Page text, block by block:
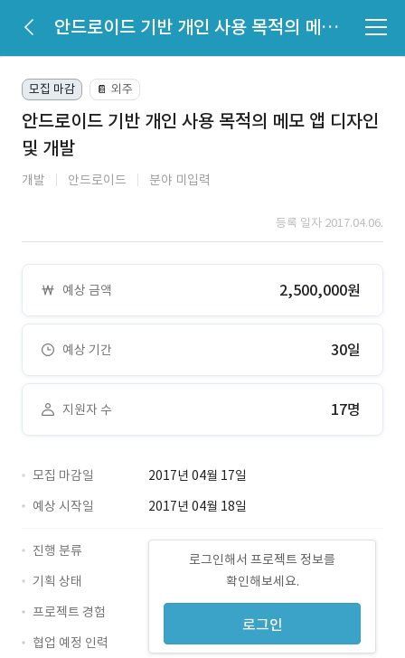
안드로이드 기반 개인 사용 목적의 메모 앱 디자인 및 개발
모집 마감 📔 외주
안드로이드 기반 개인 사용 목적의 메모 앱 디자인
및 개발
개발 안드로이드 분야 미입력
등록 일자 2017.04.06.
예상 금액 2,500,000원
예상 기간 30일
지원자 수 17명
모집 마감일
2017년 04월 17일
예상 시작일
2017년 04월 18일
로그인해서 프로젝트 정보를
확인해보세요.
로그인
진행 분류
기획 상태
프로젝트 경험
협업 예정 인력